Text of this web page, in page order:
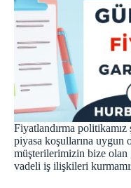
Fiyatlandırma
piyasa koşullarına uygun
müşterilerimizin bize
vadeli iş ilişkileri